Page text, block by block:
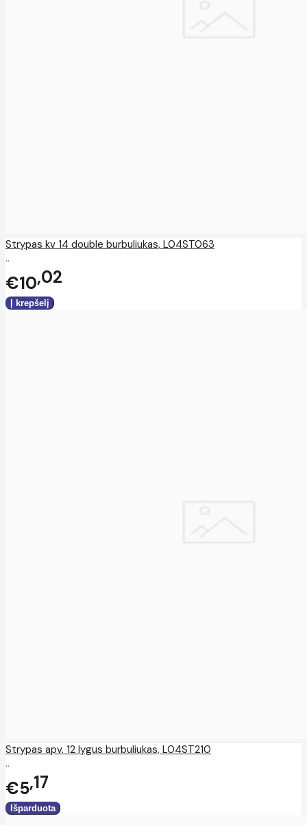
Strypas kv 14 double burbuliukas, L04ST063
..
€10 02
Strypas apv. 12 lygus burbuliukas, L04ST210
..
€5 17